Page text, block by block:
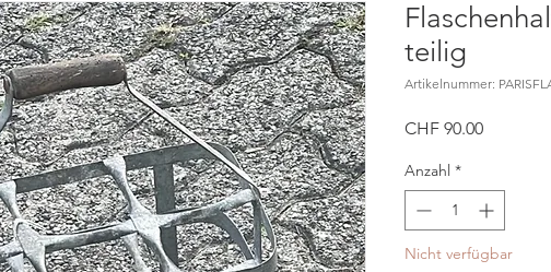
teilig
Artikelnummer:
CHF 90.00Preis
Anzahl *
Nicht verfügbar